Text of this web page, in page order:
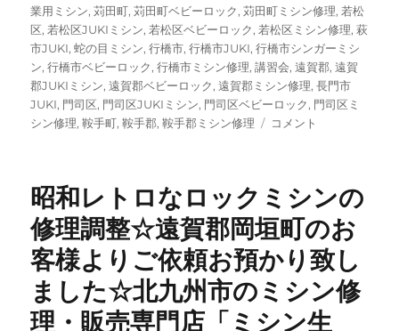
業用ミシン,苅田町,苅田町ベビーロック,苅田町ミシン修理, 若松
区, 若松区JUKIミシン, 若松区ベビーロック, 若松区ミシン修理,萩
市JUKI,蛇の目ミシン,行橋市,行橋市JUKI,行橋市シンガーミシ
ン,行橋市ベビーロック,行橋市ミシン修理,講習会,遠賀郡,遠賀
郡JUKIミシン,遠賀郡ベビーロック,遠賀郡ミシン修理,長門市
JUKI, 門司区, 門司区JUKIミシン, 門司区ベビーロック, 門司区ミ
シン修理,鞍手町,鞍手郡,鞍手郡ミシン修理
【ブ
ペ
ー
ス
セ
ッ
タ
修
コメント
昭和レトロなロックミシンの
修理調整☆遠賀郡岡垣町のお
客様よりご依頼お預かり致し
ました☆北九州市のミシン修
理・販売専門店「ミシン生